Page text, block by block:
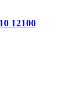
12100